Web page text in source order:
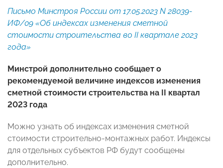
Письмо Минстроя России от 17.05.2023 N 28039-
ИФ/09 «Об индексах изменения сметной
стоимости строительства во II квартале 2023
года»
Минстрой дополнительно сообщает о
рекомендуемой величине индексов изменения
сметной стоимости строительства на II квартал
2023 года
Можно узнать об индексах изменения сметной
стоимости строительно-монтажных работ. Индексы
для отдельных субъектов РФ будут сообщены
дополнительно.